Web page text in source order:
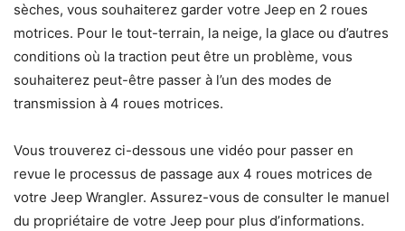
sèches, vous souhaiterez garder votre Jeep en 2 roues
motrices. Pour le tout-terrain, la neige, la glace ou d’autres
conditions où la traction peut être un problème, vous
souhaiterez peut-être passer à l’un des modes de
transmission à 4 roues motrices.
Vous trouverez ci-dessous une vidéo pour passer en
revue le processus de passage aux 4 roues motrices de
votre Jeep Wrangler. Assurez-vous de consulter le manuel
du propriétaire de votre Jeep pour plus d’informations.